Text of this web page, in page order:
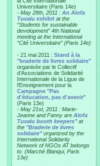
Universitaire (Paris 14e)
- May 28th, 2011 : An Alofa
Tuvalu exhibit at the
“Students for sustainable
development” 4th National
meeting at the International
“Cité Universitaire” (Paris 14e)
- 21 mai 2011 : Stand à la
"braderie de livres solidaire"
organisée par le Collectif
d'Associations de Solidarité
Internationale de la Ligue de
l'Enseignement pour la
Campagne "Pas
d'éducation, pas d'avenir"
(Paris 13e)
- May 21st, 2011 : Marie-
Jeanne and Fanny are Alofa
Tuvalu booth keepers"at
the "Braderie de livres
solidaire"organized by the
International Solidarity
Network of NGOs AT belongs
to. (Marché Blanqui, Paris
13e)